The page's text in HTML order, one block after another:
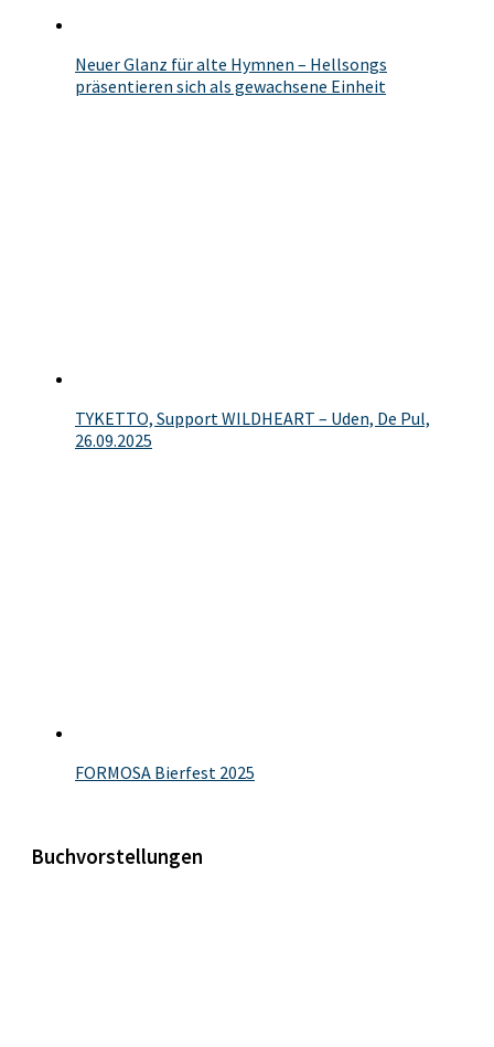
Neuer Glanz für alte Hymnen – Hellsongs
präsentieren sich als gewachsene Einheit
TYKETTO, Support WILDHEART – Uden, De Pul,
26.09.2025
FORMOSA Bierfest 2025
Buchvorstellungen